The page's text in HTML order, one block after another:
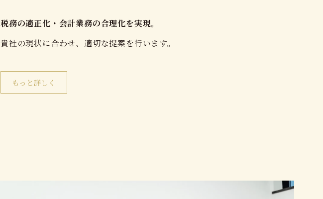
税務の適正化・会計業務の合理化を実現。
貴社の現状に合わせ、適切な提案を行います。
もっと詳しく